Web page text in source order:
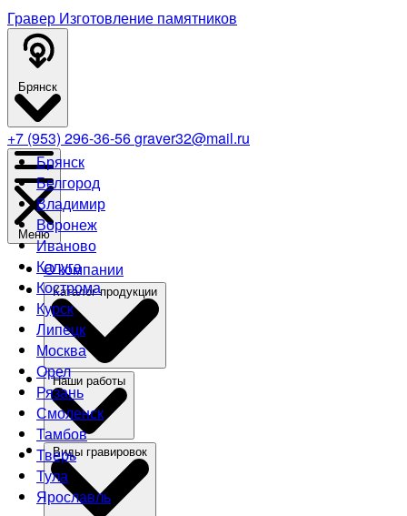
Гравер Изготовление памятников
Брянск
Брянск
Белгород
Владимир
Воронеж
Иваново
Калуга
Кострома
Курск
Липецк
Москва
Орел
Рязань
Смоленск
Тамбов
Тверь
Тула
Ярославль
+7 (953) 296-36-56graver32@mail.ru
Меню
О компании